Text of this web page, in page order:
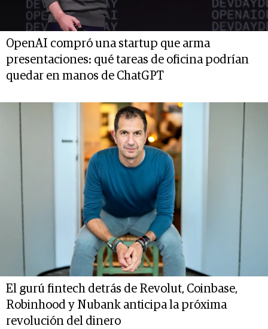
OpenAI compró una startup que arma
presentaciones: qué tareas de oficina podrían
quedar en manos de ChatGPT
El gurú fintech detrás de Revolut, Coinbase,
Robinhood y Nubank anticipa la próxima
revolución del dinero